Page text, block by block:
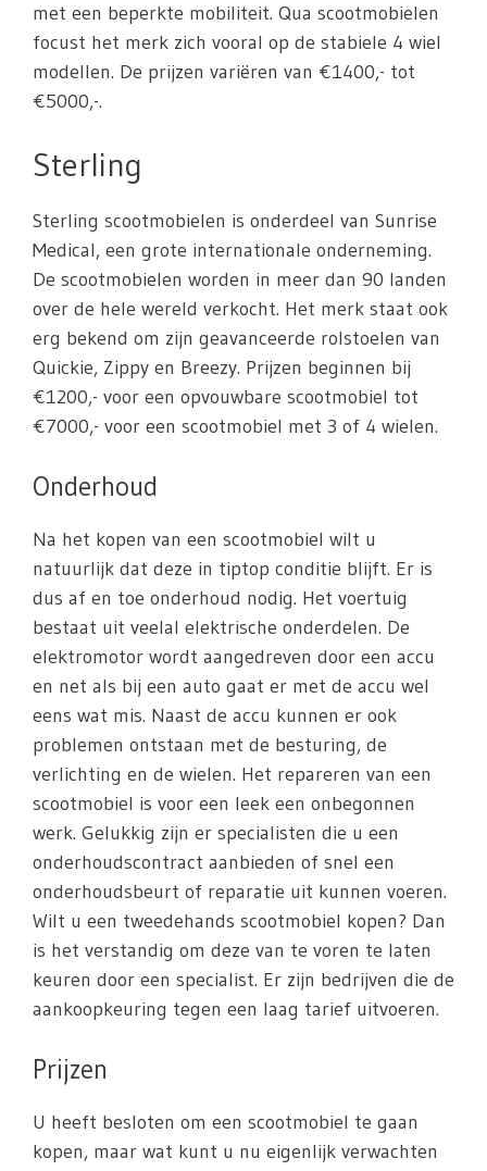
met een beperkte mobiliteit. Qua scootmobielen
focust het merk zich vooral op de stabiele 4 wiel
modellen. De prijzen variëren van €1400,- tot
€5000,-.
Sterling
Sterling scootmobielen is onderdeel van Sunrise
Medical, een grote internationale onderneming.
De scootmobielen worden in meer dan 90 landen
over de hele wereld verkocht. Het merk staat ook
erg bekend om zijn geavanceerde rolstoelen van
Quickie, Zippy en Breezy. Prijzen beginnen bij
€1200,- voor een opvouwbare scootmobiel tot
€7000,- voor een scootmobiel met 3 of 4 wielen.
Onderhoud
Na het kopen van een scootmobiel wilt u
natuurlijk dat deze in tiptop conditie blijft. Er is
dus af en toe onderhoud nodig. Het voertuig
bestaat uit veelal elektrische onderdelen. De
elektromotor wordt aangedreven door een accu
en net als bij een auto gaat er met de accu wel
eens wat mis. Naast de accu kunnen er ook
problemen ontstaan met de besturing, de
verlichting en de wielen. Het repareren van een
scootmobiel is voor een leek een onbegonnen
werk. Gelukkig zijn er specialisten die u een
onderhoudscontract aanbieden of snel een
onderhoudsbeurt of reparatie uit kunnen voeren.
Wilt u een tweedehands scootmobiel kopen? Dan
is het verstandig om deze van te voren te laten
keuren door een specialist. Er zijn bedrijven die de
aankoopkeuring tegen een laag tarief uitvoeren.
Prijzen
U heeft besloten om een scootmobiel te gaan
kopen, maar wat kunt u nu eigenlijk verwachten